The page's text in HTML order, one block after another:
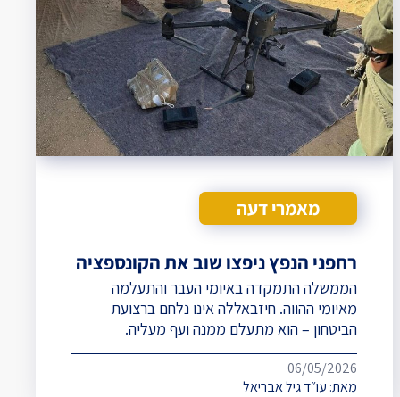
מאמרי דעה
רחפני הנפץ ניפצו שוב את הקונספציה
הממשלה התמקדה באיומי העבר והתעלמה
מאיומי ההווה. חיזבאללה אינו נלחם ברצועת
הביטחון – הוא מתעלם ממנה ועף מעליה.
06/05/2026
מאת: עו״ד גיל אבריאל